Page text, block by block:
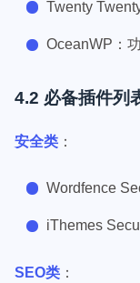
Twenty
OceanWP：
4.2 必备插件列
安全类 ：
Wordfence
iThemes
SEO类 ：